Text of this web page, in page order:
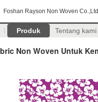
Foshan Rayson Non Woven Co.,Ltd
Produk Tentang kami
Non Woven Untuk